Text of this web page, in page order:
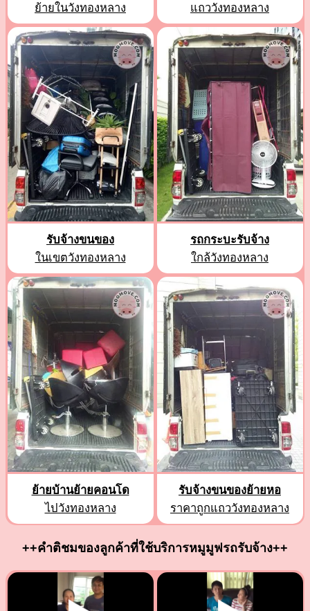
ย้ายในวังทองหลาง
แถววังทองหลาง
รับจ้างขนของ
ในเขตวังทองหลาง
รถกระบะรับจ้าง
ใกล้วังทองหลาง
ย้ายบ้านย้ายคอนโด
ไปวังทองหลาง
รับจ้างขนของย้ายหอ
ราคาถูกแถววังทองหลาง
++คำติชมของลูกค้าที่ใช้บริการหมูมูฟรถรับจ้าง++